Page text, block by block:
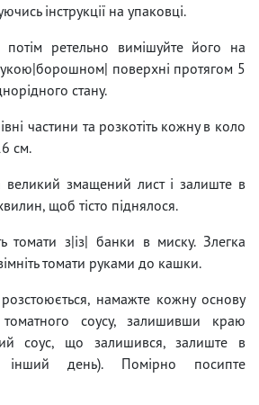
інструкції на упаковці.
потім ретельно вимішуйте його на
поверхні протягом 5
стану.
частини та розкотіть кожну в коло
см.
великий змащений лист і залиште в
щоб тісто піднялося.
томати з|із| банки в миску. Злегка
томати руками до кашки.
розстоюється, намажте кожну основу
соусу, залишивши краю
соус, що залишився, залиште в
інший день). Помірно посипте